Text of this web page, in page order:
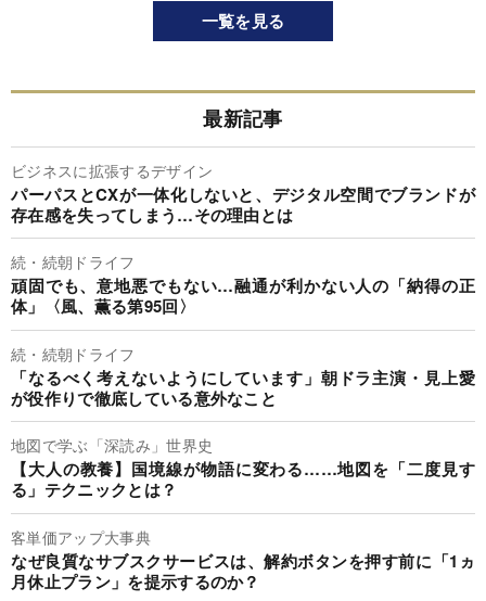
一覧を見る
最新記事
ビジネスに拡張するデザイン
パーパスとCXが一体化しないと、デジタル空間でブランドが
存在感を失ってしまう…その理由とは
続・続朝ドライフ
頑固でも、意地悪でもない…融通が利かない人の「納得の正
体」〈風、薫る第95回〉
続・続朝ドライフ
「なるべく考えないようにしています」朝ドラ主演・見上愛
が役作りで徹底している意外なこと
地図で学ぶ「深読み」世界史
【大人の教養】国境線が物語に変わる……地図を「二度見す
る」テクニックとは？
客単価アップ大事典
なぜ良質なサブスクサービスは、解約ボタンを押す前に「1ヵ
月休止プラン」を提示するのか？